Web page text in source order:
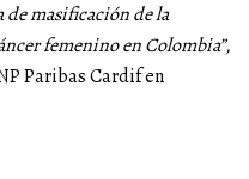
masificación de la
femenino en Colombia”,
Paribas Cardif en